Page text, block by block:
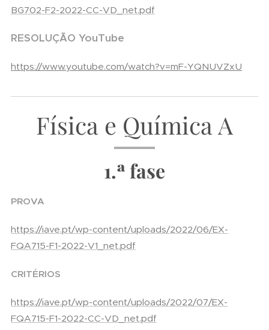
BG702-F2-2022-CC-VD_net.pdf
RESOLUÇÃO YouTube
https://www.youtube.com/watch?v=mF-YQNUVZxU
Física e Química A
1.ª fase
PROVA
https://iave.pt/wp-content/uploads/2022/06/EX-
FQA715-F1-2022-V1_net.pdf
CRITÉRIOS
https://iave.pt/wp-content/uploads/2022/07/EX-
FQA715-F1-2022-CC-VD_net.pdf